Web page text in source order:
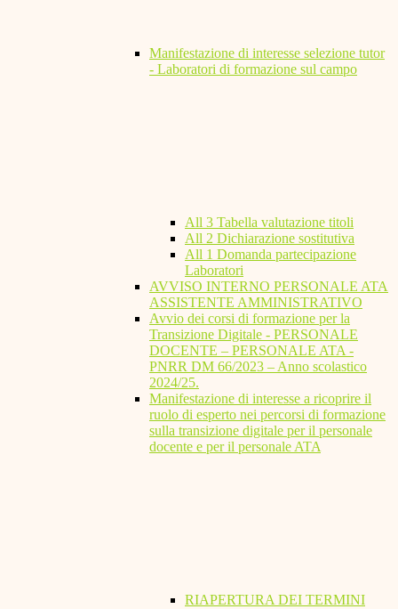
Manifestazione di interesse selezione tutor
- Laboratori di formazione sul campo
All 3 Tabella valutazione titoli
All 2 Dichiarazione sostitutiva
All 1 Domanda partecipazione
Laboratori
AVVISO INTERNO PERSONALE ATA
ASSISTENTE AMMINISTRATIVO
Avvio dei corsi di formazione per la
Transizione Digitale - PERSONALE
DOCENTE – PERSONALE ATA -
PNRR DM 66/2023 – Anno scolastico
2024/25.
Manifestazione di interesse a ricoprire il
ruolo di esperto nei percorsi di formazione
sulla transizione digitale per il personale
docente e per il personale ATA
RIAPERTURA DEI TERMINI